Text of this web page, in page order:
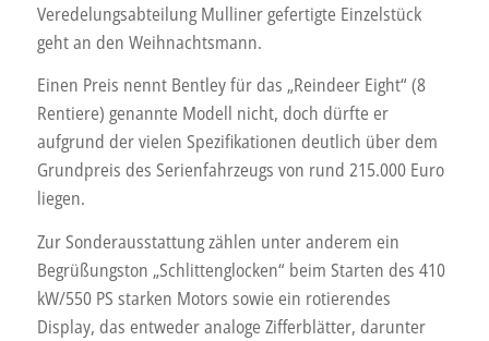
Veredelungsabteilung Mulliner gefertigte Einzelstück
geht an den Weihnachtsmann.
Einen Preis nennt Bentley für das „Reindeer Eight“ (8
Rentiere) genannte Modell nicht, doch dürfte er
aufgrund der vielen Spezifikationen deutlich über dem
Grundpreis des Serienfahrzeugs von rund 215.000 Euro
liegen.
Zur Sonderausstattung zählen unter anderem ein
Begrüßungston „Schlittenglocken“ beim Starten des 410
kW/550 PS starken Motors sowie ein rotierendes
Display, das entweder analoge Zifferblätter, darunter